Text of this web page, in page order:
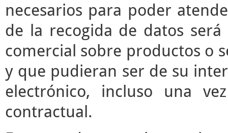
necesarios para poder
de la recogida de datos
comercial sobre productos o
y que pudieran ser de su
electrónico, incluso una
contractual.